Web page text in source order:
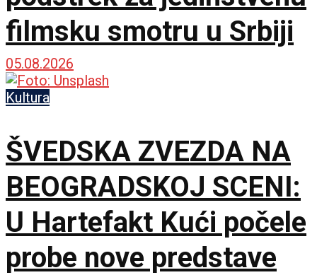
filmsku smotru u Srbiji
05.08.2026
Kultura
ŠVEDSKA ZVEZDA NA
BEOGRADSKOJ SCENI:
U Hartefakt Kući počele
probe nove predstave